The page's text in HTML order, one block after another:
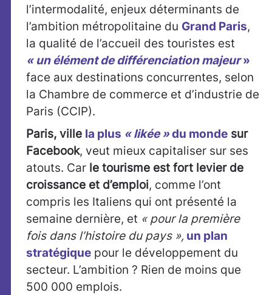
l’intermodalité, enjeux déterminants de
l’ambition métropolitaine du Grand Paris,
la qualité de l’accueil des touristes est
« un élément de différenciation majeur»
face aux destinations concurrentes, selon
la Chambre de commerce et d’industrie de
Paris (CCIP).
Paris, ville la plus « likée »du monde sur
Facebook, veut mieux capitaliser sur ses
atouts. Car le tourisme est fort levier de
croissance et d’emploi, comme l’ont
compris les Italiens qui ont présenté la
semaine dernière, et « pour la première
fois dans l’histoire du pays », un plan
stratégique pour le développement du
secteur. L’ambition ? Rien de moins que
500 000 emplois.